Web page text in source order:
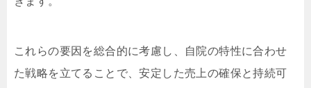
これらの要因を総合的に考慮し、自院の特性に合わせ
た戦略を立てることで、安定した売上の確保と持続可